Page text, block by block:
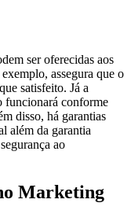
ser oferecidas aos
assegura que o
satisfeito. Já a
funcionará conforme
disso, há garantias
além da garantia
ao
Marketing